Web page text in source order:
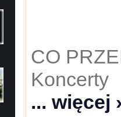
CO
... więcej